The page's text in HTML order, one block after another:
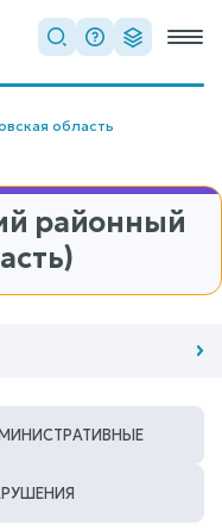
область
районный